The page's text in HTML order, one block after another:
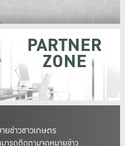
ยข่าวชาวเกษตร
ารถติดตามจดหมายข่าว
PARTNER
ZONE